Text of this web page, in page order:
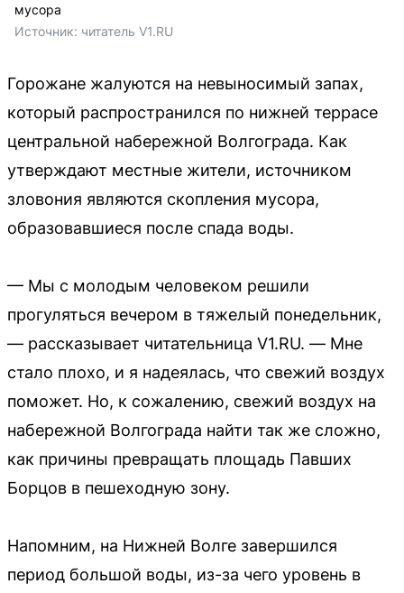
мусора
Источник: читатель V1.RU
Горожане жалуются на невыносимый запах,
который распространился по нижней террасе
центральной набережной Волгограда. Как
утверждают местные жители, источником
зловония являются скопления мусора,
образовавшиеся после спада воды.
— Мы с молодым человеком решили
прогуляться вечером в тяжелый понедельник,
— рассказывает читательница V1.RU. — Мне
стало плохо, и я надеялась, что свежий воздух
поможет. Но, к сожалению, свежий воздух на
набережной Волгограда найти так же сложно,
как причины превращать площадь Павших
Борцов в пешеходную зону.
Напомним, на Нижней Волге завершился
период большой воды, из-за чего уровень в